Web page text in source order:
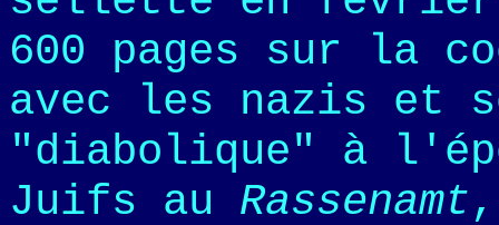
600 pages sur la
avec les nazis et
"diabolique" à
Juifs au Rassenamt